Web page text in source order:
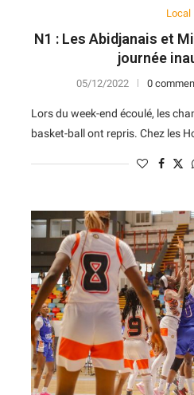
Local
N1 : Les Abidjanais et
journée
05/12/2022 0
Lors du week-end écoulé, les
basket-ball ont repris. Chez les
V V V
11 D V D D N
11 V V N V N
N V D D N
14 V D D D N
12 N N V V
13 D N V D D
14 D D D D